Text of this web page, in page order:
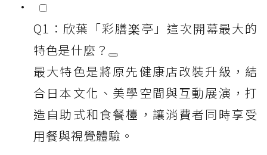
Q1：欣葉「彩膳楽亭」這次開幕最大的
特色是什麼？
最大特色是將原先健康店改裝升級，結
合日本文化、美學空間與互動展演，打
造自助式和食餐檯，讓消費者同時享受
用餐與視覺體驗。